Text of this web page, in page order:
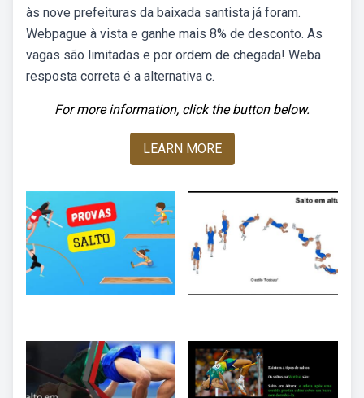
às nove prefeituras da baixada santista já foram.
Webpague à vista e ganhe mais 8% de desconto. As
vagas são limitadas e por ordem de chegada! Weba
resposta correta é a alternativa c.
For more information, click the button below.
LEARN MORE